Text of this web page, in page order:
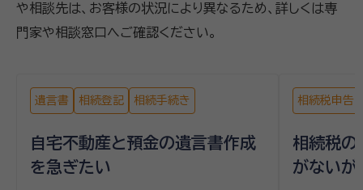
や相談先は、お客様の状況により異なるため、詳しくは専
門家や相談窓口へご確認ください。
遺言書 相続登記 相続手続き
自宅不動産と預金の遺言書作成
を急ぎたい
相続税申告
相続税の
がないが